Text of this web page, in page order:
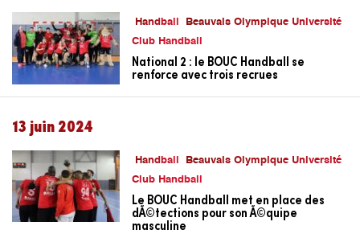
Handball
Beauvais Olympique Université
Club Handball
National 2 : le BOUC Handball se
renforce avec trois recrues
13 juin 2024
Handball
Beauvais Olympique Université
Club Handball
Le BOUC Handball met en place des
dÃ©tections pour son Ã©quipe
masculine